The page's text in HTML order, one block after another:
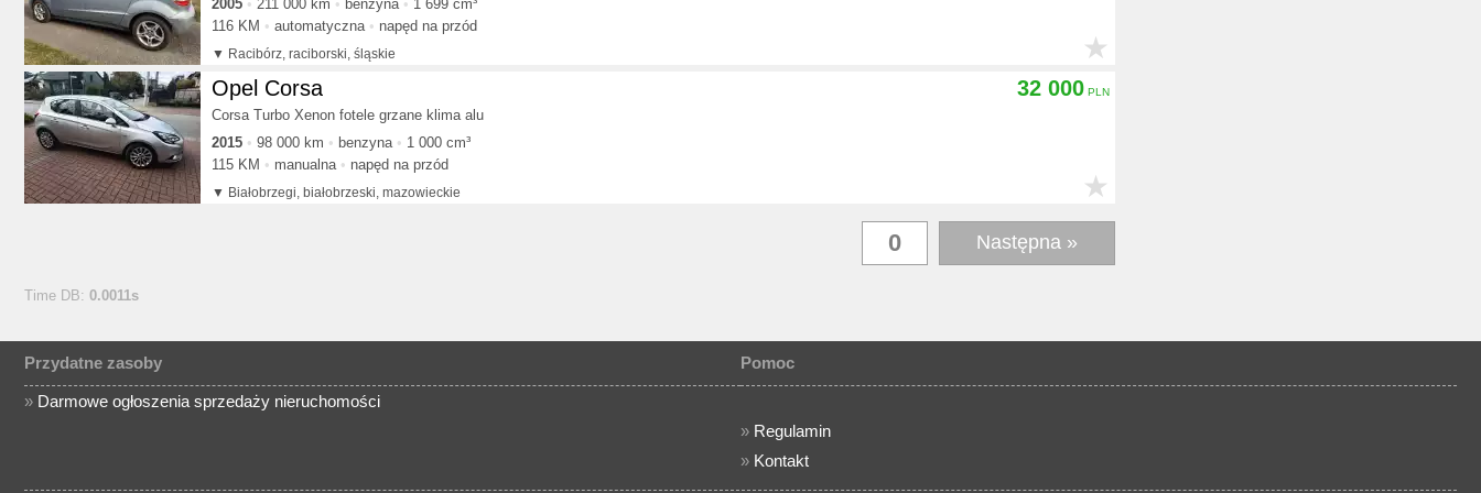
2005
211 000 km benzyna
1 699 cm³
116 KM
automatyczna napęd na przód
Racibórz, raciborski, śląskie
Opel Corsa
Corsa Turbo Xenon fotele grzane klima alu
2015
98 000 km benzyna
1 000 cm³
115 KM
manualna napęd na przód
Białobrzegi, białobrzeski, mazowieckie
32 000
Następna »
Time DB: 0.0011s
Przydatne zasoby
» Darmowe ogłoszenia sprzedaży nieruchomości
Pomoc
» Regulamin
» Kontakt